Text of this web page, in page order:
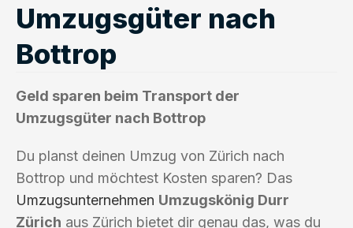
Umzugsgüter nach
Bottrop
Geld sparen beim Transport der
Umzugsgüter nach Bottrop
Du planst deinen Umzug von Zürich nach
Bottrop und möchtest Kosten sparen? Das
Umzugsunternehmen Umzugskönig Durr
Zürich aus Zürich bietet dir genau das, was du